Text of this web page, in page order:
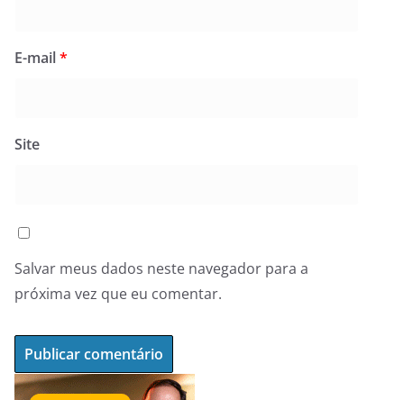
E-mail*
Site
Salvar meus dados neste navegador para a
próxima vez que eu comentar.